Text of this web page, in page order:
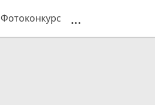
Фотоконкурс ...